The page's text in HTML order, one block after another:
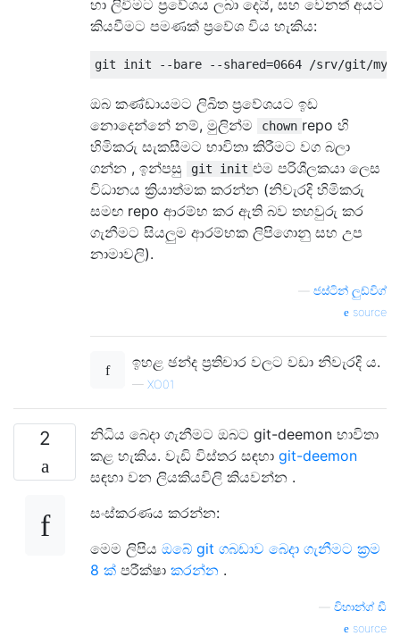
හා ලිවීමට ප්‍රවේශය ලබා දෙයි, සහ වෙනත් අයට
කියවීමට පමණක් ප්‍රවේශ විය හැකිය:
ඔබ කණ්ඩායමට ලිඛිත ප්‍රවේශයට ඉඩ
නොදෙන්නේ නම්, මුලින්ම
chown repo හි
හිමිකරු සැකසීමට භාවිතා කිරීමට වග බලා
ගන්න , ඉන්පසු
git init එම පරිශීලකයා ලෙස
විධානය ක්‍රියාත්මක කරන්න (නිවැරදි හිමිකරු
සමඟ repo ආරම්භ කර ඇති බව තහවුරු කර
ගැනීමට සියලුම ආරම්භක ලිපිගොනු සහ උප
නාමාවලි).
ජස්ටින් ලුඩ්විග්
source
ඉහළ ඡන්ද ප්‍රතිචාර වලට වඩා නිවැරදි ය.
— XO01
2
නිධිය බෙදා ගැනීමට ඔබට git-deemon භාවිතා
කළ හැකිය. වැඩි විස්තර සඳහා git-deemon
සඳහා වන ලියකියවිලි කියවන්න .
සංස්කරණය කරන්න:
මෙම ලිපිය ඔබේ git ගබඩාව බෙදා ගැනීමට ක්‍රම
8 ක් පරීක්ෂා කරන්න .
විහාන්ග් ඩී
source